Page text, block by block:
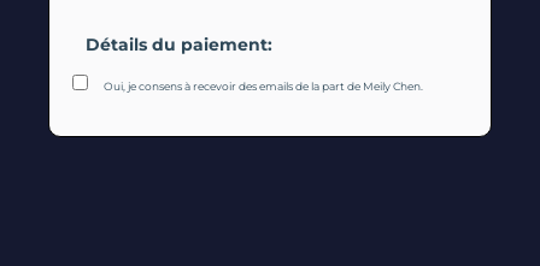
Détails du paiement:
Oui, je consens à recevoir des emails de la part de Meily Chen.